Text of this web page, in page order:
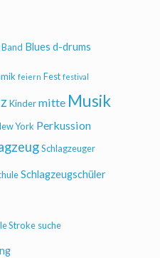
Band Blues d-drums
feiern Fest festival
Kindermitte Musik
York Perkussion
Schlagzeuger
Schlagzeugschüler
Stroke suche